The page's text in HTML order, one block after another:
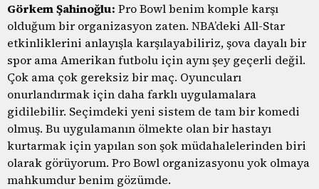
Görkem Şahinoğlu: Pro Bowl benim komple karşı
olduğum bir organizasyon zaten. NBA’deki All-Star
etkinliklerini anlayışla karşılayabiliriz, şova dayalı bir
spor ama Amerikan futbolu için aynı şey geçerli değil.
Çok ama çok gereksiz bir maç. Oyuncuları
onurlandırmak için daha farklı uygulamalara
gidilebilir. Seçimdeki yeni sistem de tam bir komedi
olmuş. Bu uygulamanın ölmekte olan bir hastayı
kurtarmak için yapılan son şok müdahalelerinden biri
olarak görüyorum. Pro Bowl organizasyonu yok olmaya
mahkumdur benim gözümde.